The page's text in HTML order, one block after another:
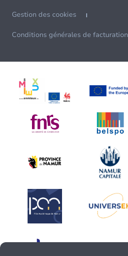
Gestion des cookies
Conditions générales de facturation